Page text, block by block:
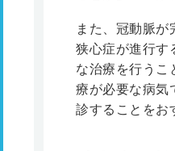
また、冠動脈
狭心症が進行す
な治療を行うこ
療が必要な病気
診することをお